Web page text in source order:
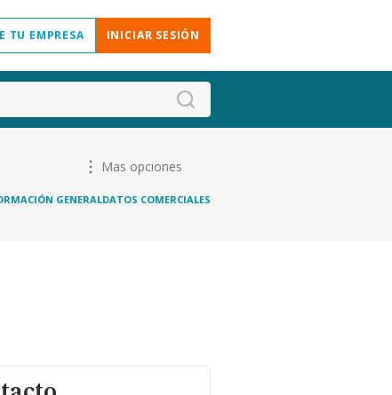
TU EMPRESA INICIAR SESIÓN
Mas opciones
GENERALDATOS COMERCIALES